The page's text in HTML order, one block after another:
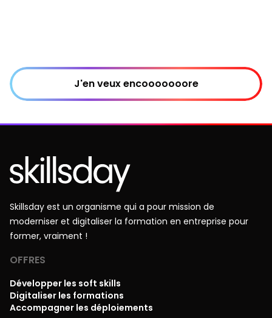
J'en veux encooooooore
Skillsday est un organisme qui a pour mission de
moderniser et digitaliser la formation en entreprise pour
former, vraiment !
OFFRES
Développer les soft skills
Digitaliser les formations
Accompagner les déploiements